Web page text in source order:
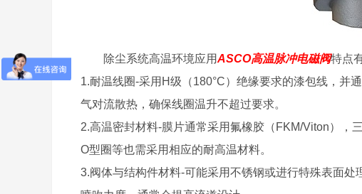
除尘系统高温环境应用ASCO高温脉冲电磁阀特点
1.耐温线圈-采用H级（180°C）绝缘要求的漆包线，并
气对流散热，确保线圈温升不超过要求。
2.高温密封材料-膜片通常采用氟橡胶（FKM/Viton），
O型圈等也需采用相应的耐高温材料。
3.阀体与结构件材料-可能采用不锈钢或进行特殊表面